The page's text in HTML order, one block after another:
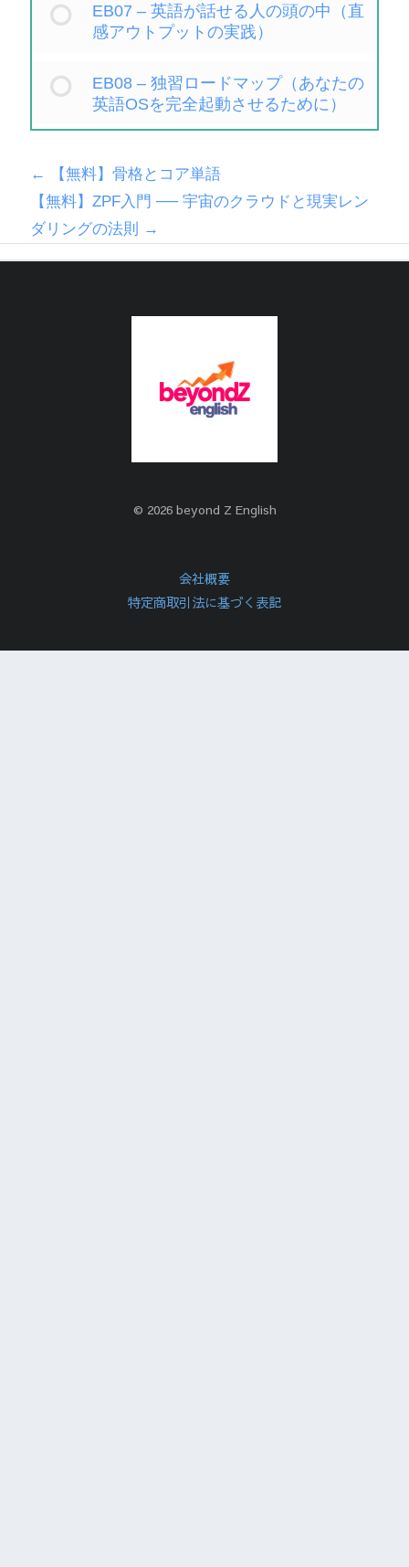
EB07 – 英語が話せる人の頭の中（直
感アウトプットの実践）
EB08 – 独習ロードマップ（あなたの
英語OSを完全起動させるために）
【無料】骨格とコア単語
【無料】ZPF入門 ── 宇宙のクラウドと現実レン
ダリングの法則
© 2026 beyond Z English
会社概要
特定商取引法に基づく表記